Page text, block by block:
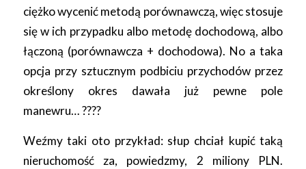
ciężko wycenić metodą porównawczą, więc stosuje
się w ich przypadku albo metodę dochodową, albo
łączoną (porównawcza + dochodowa). No a taka
opcja przy sztucznym podbiciu przychodów przez
określony okres dawała już pewne pole
manewru…????
Weźmy taki oto przykład: słup chciał kupić taką
nieruchomość za, powiedzmy, 2 miliony PLN.